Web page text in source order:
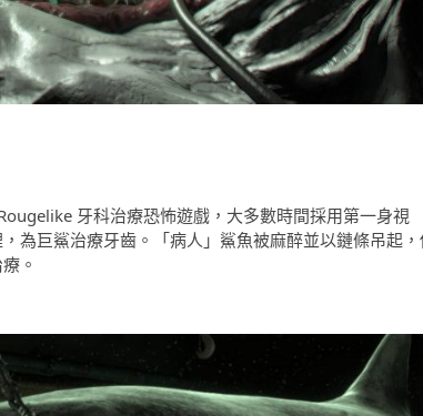
牙科治療恐怖遊戲，大多數時間採用第一身視
為巨鯊治療牙齒。「病人」鯊魚被麻醉並以鏈條吊起
。